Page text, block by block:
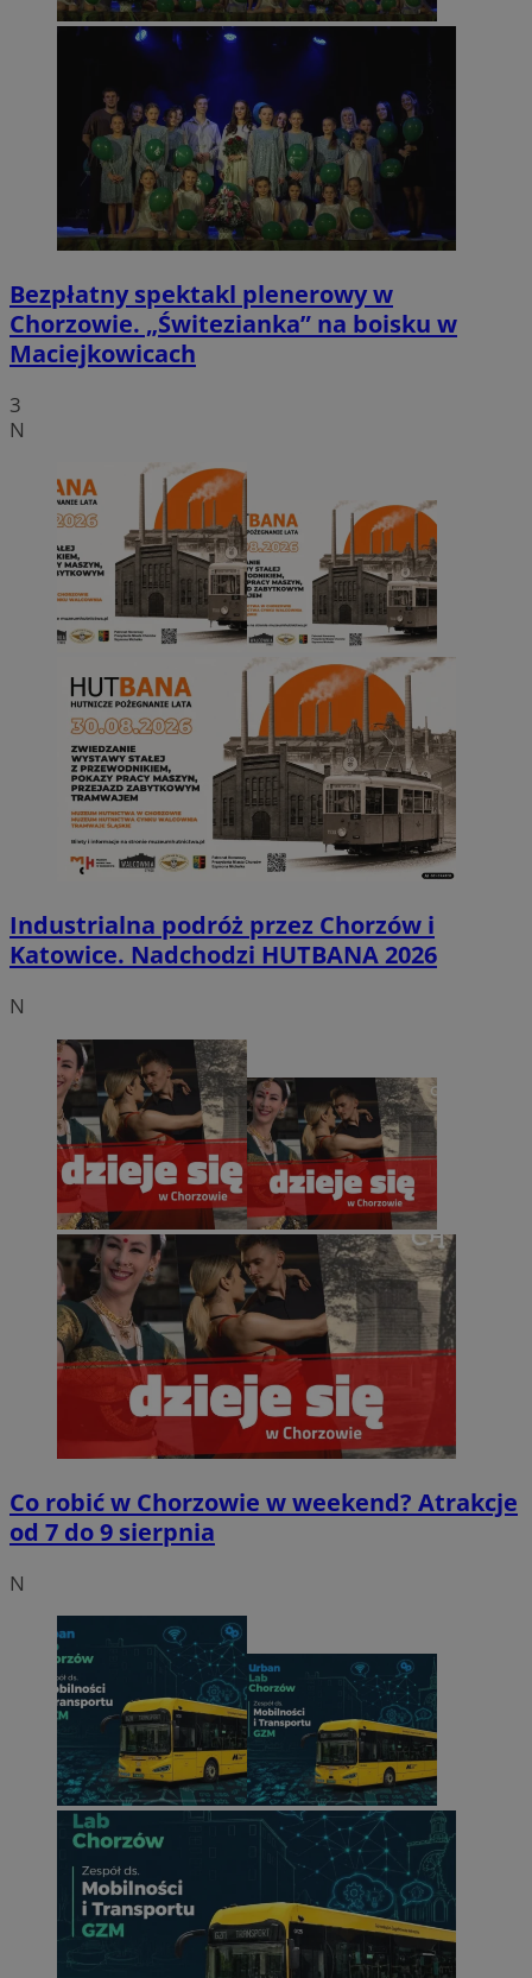
Bezpłatny spektakl plenerowy w
Chorzowie. „Świtezianka” na boisku w
Maciejkowicach
3
N
Industrialna podróż przez Chorzów i
Katowice. Nadchodzi HUTBANA 2026
N
Co robić w Chorzowie w weekend? Atrakcje
od 7 do 9 sierpnia
N